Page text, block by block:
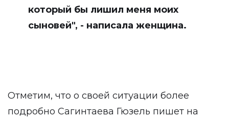
который бы лишил меня моих
сыновей", - написала женщина.
Отметим, что о своей ситуации более
подробно Сагинтаева Гюзель пишет на